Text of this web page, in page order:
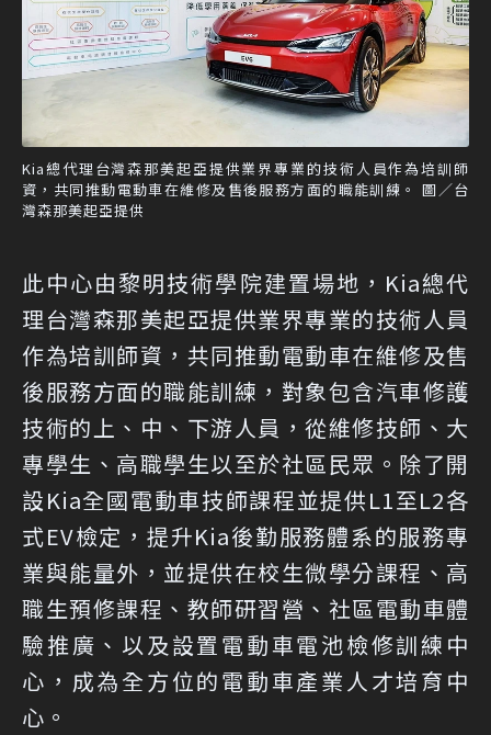
Kia總代理台灣森那美起亞提供業界專業的技術人員作為培訓師
資，共同推動電動車在維修及售後服務方面的職能訓練。 圖／台
灣森那美起亞提供
此中心由黎明技術學院建置場地，Kia總代
理台灣森那美起亞提供業界專業的技術人員
作為培訓師資，共同推動電動車在維修及售
後服務方面的職能訓練，對象包含汽車修護
技術的上、中、下游人員，從維修技師、大
專學生、高職學生以至於社區民眾。除了開
設Kia全國電動車技師課程並提供L1至L2各
式EV檢定，提升Kia後勤服務體系的服務專
業與能量外，並提供在校生微學分課程、高
職生預修課程、教師研習營、社區電動車體
驗推廣、以及設置電動車電池檢修訓練中
心，成為全方位的電動車產業人才培育中
心。